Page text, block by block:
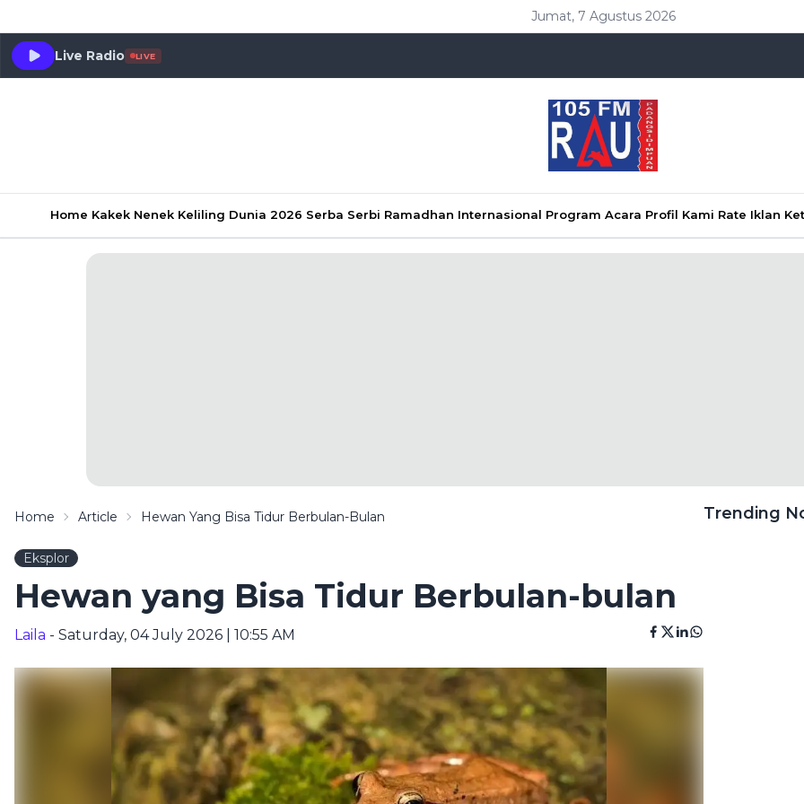
Jumat, 7 Agustus 2026
Live Radio LIVE
Home Kakek Nenek Keliling Dunia 2026 Serba Serbi Ramadhan Internasional Program Acara Profil Kami Rate Iklan
Home Article Hewan Yang Bisa Tidur Berbulan-Bulan
Eksplor
Hewan yang Bisa Tidur Berbulan-bulan
Laila - Saturday, 04 July 2026 | 10:55 AM
Trending